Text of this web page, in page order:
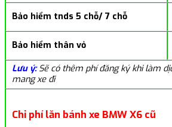
Bảo hiểm tnds 5 chỗ/ 7 chỗ
Bảo hiểm thân vỏ
Lưu ý: Sẽ có thêm phí đăng ký khi làm
mang xe đi
Chi phí lăn bánh xe BMW X6 cũ